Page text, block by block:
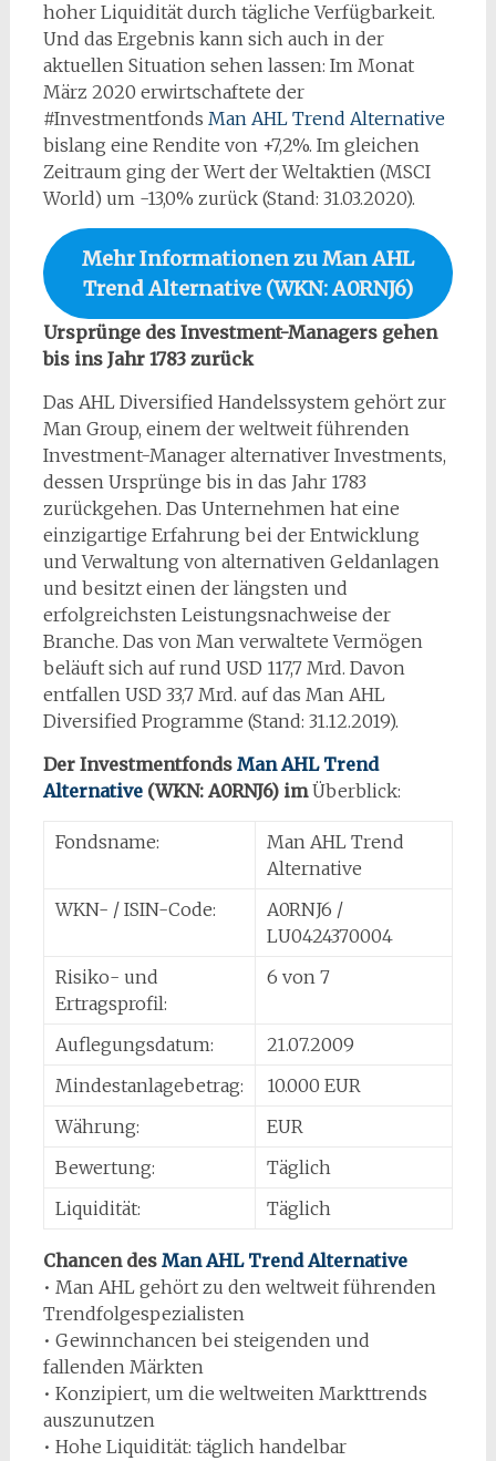
hoher Liquidität durch tägliche Verfügbarkeit.
Und das Ergebnis kann sich auch in der
aktuellen Situation sehen lassen: Im Monat
März 2020 erwirtschaftete der
#Investmentfonds Man AHL Trend Alternative
bislang eine Rendite von +7,2%. Im gleichen
Zeitraum ging der Wert der Weltaktien (MSCI
World) um -13,0% zurück (Stand: 31.03.2020).
Mehr Informationen zu Man AHL
Trend Alternative (WKN: A0RNJ6)
Ursprünge des Investment-Managers gehen
bis ins Jahr 1783 zurück
Das AHL Diversified Handelssystem gehört zur
Man Group, einem der weltweit führenden
Investment-Manager alternativer Investments,
dessen Ursprünge bis in das Jahr 1783
zurückgehen. Das Unternehmen hat eine
einzigartige Erfahrung bei der Entwicklung
und Verwaltung von alternativen Geldanlagen
und besitzt einen der längsten und
erfolgreichsten Leistungsnachweise der
Branche. Das von Man verwaltete Vermögen
beläuft sich auf rund USD 117,7 Mrd. Davon
entfallen USD 33,7 Mrd. auf das Man AHL
Diversified Programme (Stand: 31.12.2019).
Der Investmentfonds Man AHL Trend
Alternative(WKN: A0RNJ6) imÜberblick:
Fondsname:
Man AHL Trend
Alternative
WKN- / ISIN-Code:
A0RNJ6 /
LU0424370004
Risiko- und
Ertragsprofil:
6 von 7
Auflegungsdatum:
21.07.2009
Mindestanlagebetrag:
10.000 EUR
Währung:
EUR
Bewertung:
Täglich
Liquidität:
Täglich
Chancen des Man AHL Trend Alternative
• Man AHL gehört zu den weltweit führenden
Trendfolgespezialisten
• Gewinnchancen bei steigenden und
fallenden Märkten
• Konzipiert, um die weltweiten Markttrends
auszunutzen
• Hohe Liquidität: täglich handelbar